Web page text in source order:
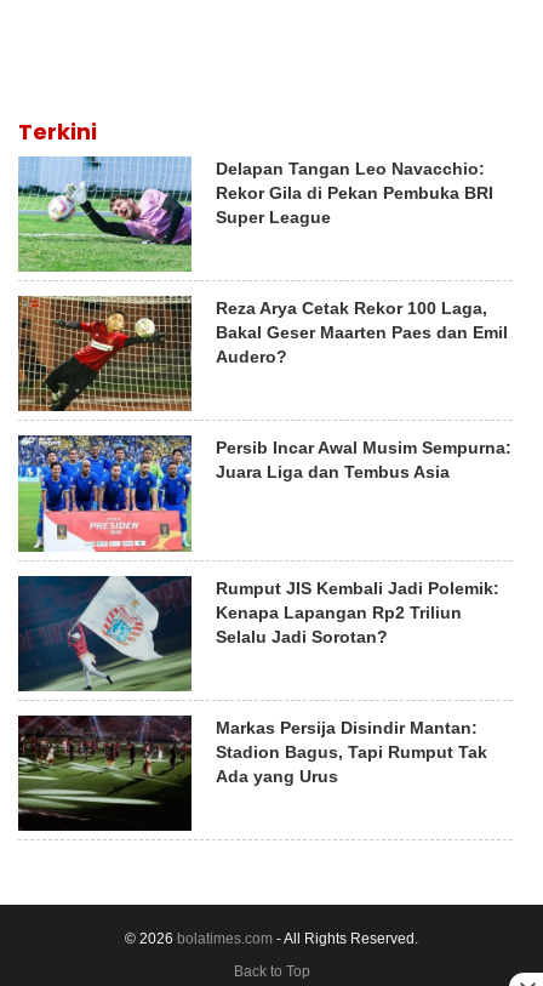
Terkini
Delapan Tangan Leo Navacchio:
Rekor Gila di Pekan Pembuka BRI
Super League
Reza Arya Cetak Rekor 100 Laga,
Bakal Geser Maarten Paes dan Emil
Audero?
Persib Incar Awal Musim Sempurna:
Juara Liga dan Tembus Asia
Rumput JIS Kembali Jadi Polemik:
Kenapa Lapangan Rp2 Triliun
Selalu Jadi Sorotan?
Markas Persija Disindir Mantan:
Stadion Bagus, Tapi Rumput Tak
Ada yang Urus
© 2026 bolatimes.com - All Rights Reserved.
Back to Top